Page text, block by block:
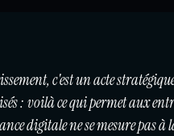
c'est un acte
: voilà ce qui permet aux
digitale ne se mesure pas à